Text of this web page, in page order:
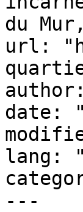
du
url:
date:
lang:
---